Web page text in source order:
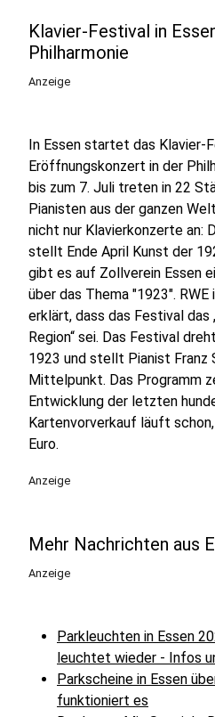
Klavier-Festival in
Philharmonie
Anzeige
In Essen startet das Klavier-
Eröffnungskonzert in der
bis zum 7. Juli treten in 22
Pianisten aus der ganzen
nicht nur Klavierkonzerte an:
stellt Ende April Kunst der
gibt es auf Zollverein Essen
über das Thema "1923".
erklärt, dass das Festival das
Region“ sei. Das Festival
1923 und stellt Pianist Franz
Mittelpunkt. Das Programm
Entwicklung der letzten
Kartenvorverkauf läuft schon,
Euro.
Anzeige
Mehr Nachrichten aus
Anzeige
Parkleuchten in Essen
leuchtet wieder - Infos
Parkscheine in Essen
funktioniert es